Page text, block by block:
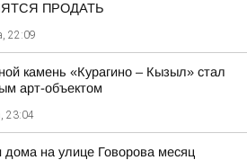
ПРОДАТЬ
22:09
камень «Курагино – Кызыл» стал
арт-объектом
23:04
на улице Говорова месяц